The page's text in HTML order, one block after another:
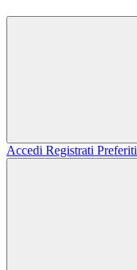
Accedi Registrati Preferiti